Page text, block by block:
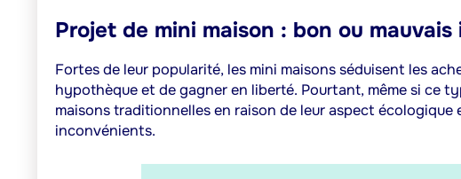
Projet de mini maison : bon ou mauvais
Fortes de leur popularité, les mini maisons séduisent les
hypothèque et de gagner en liberté. Pourtant, même si ce
maisons traditionnelles en raison de leur aspect
inconvénients.